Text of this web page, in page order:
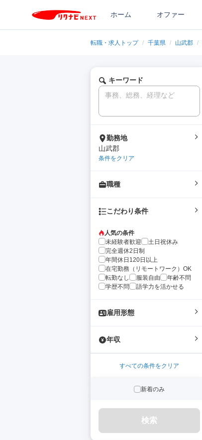
ホーム オファー
転職・求人トップ / 千葉県 / 山武郡 /
キーワード
勤務地
山武郡
条件をクリア
職種
こだわり条件
人気の条件
未経験者歓迎
土日祝休み
完全週休2日制
年間休日120日以上
在宅勤務（リモートワーク）OK
転勤なし
服装自由
年齢不問
学歴不問
語学力を活かせる
雇用形態
年収
すべての条件をクリア
新着のみ
検索